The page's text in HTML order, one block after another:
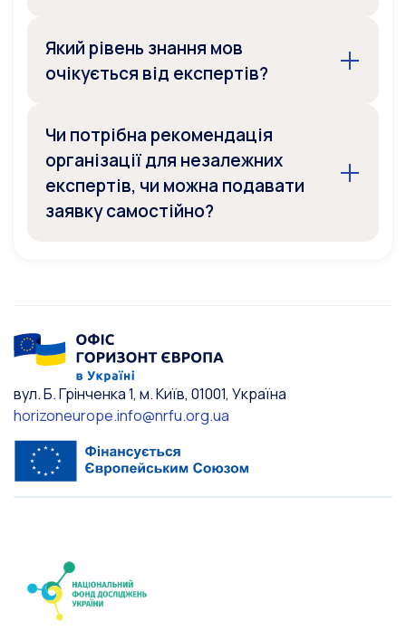
Який рівень знання мов
очікується від експертів?
Чи потрібна рекомендація
організації для незалежних
експертів, чи можна подавати
заявку самостійно?
вул. Б. Грінченка 1, м. Київ, 01001, Україна
horizoneurope.info@nrfu.org.ua